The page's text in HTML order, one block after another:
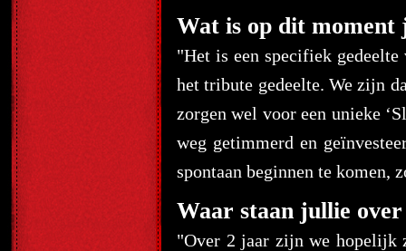
Wat is op dit moment
"Het is een specifiek
het tribute gedeelte. We zijn
zorgen wel voor een unieke
weg getimmerd en
spontaan beginnen te komen,
Waar staan jullie
"Over 2 jaar zijn we hopelijk